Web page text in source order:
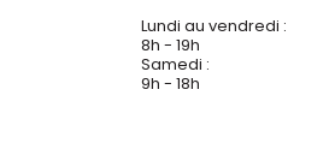
Lundi au vendredi :
8h - 19h
Samedi :
9h - 18h